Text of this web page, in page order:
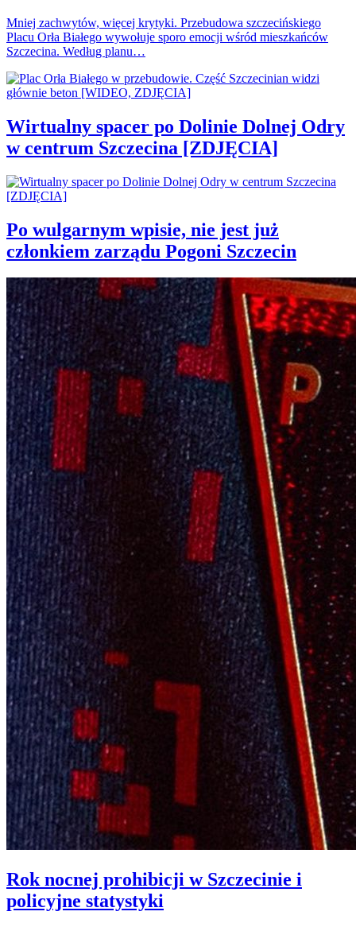
Mniej zachwytów, więcej krytyki. Przebudowa szczecińskiego
Placu Orła Białego wywołuje sporo emocji wśród mieszkańców
Szczecina. Według planu…
Wirtualny spacer po Dolinie Dolnej Odry
w centrum Szczecina [ZDJĘCIA]
Po wulgarnym wpisie, nie jest już
członkiem zarządu Pogoni Szczecin
Rok nocnej prohibicji w Szczecinie i
policyjne statystyki